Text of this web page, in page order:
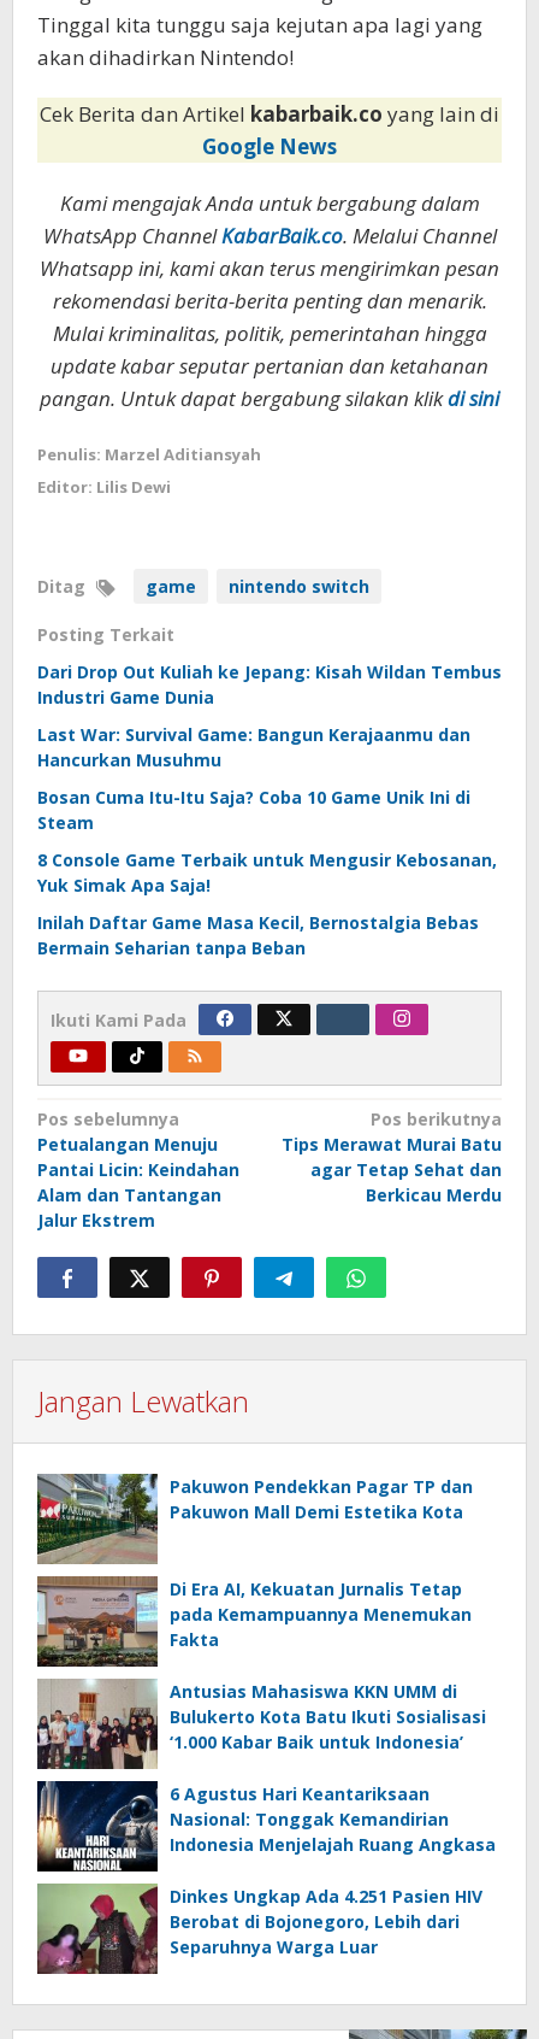
Tinggal kita tunggu saja kejutan apa lagi yang
akan dihadirkan Nintendo!
Cek Berita dan Artikel kabarbaik.co yang lain di
Google News
Kami mengajak Anda untuk bergabung dalam
WhatsApp ChannelKabarBaik.co. Melalui Channel
Whatsapp ini, kami akan terus mengirimkan pesan
rekomendasi berita-berita penting dan menarik.
Mulai kriminalitas, politik, pemerintahan hingga
update kabar seputar pertanian dan ketahanan
pangan. Untuk dapat bergabung silakan klikdi sini
Penulis: Marzel Aditiansyah
Editor: Lilis Dewi
Ditag game nintendo switch
Posting Terkait
Dari Drop Out Kuliah ke Jepang: Kisah Wildan Tembus
Industri Game Dunia
Last War: Survival Game: Bangun Kerajaanmu dan
Hancurkan Musuhmu
Bosan Cuma Itu-Itu Saja? Coba 10 Game Unik Ini di
Steam
8 Console Game Terbaik untuk Mengusir Kebosanan,
Yuk Simak Apa Saja!
Inilah Daftar Game Masa Kecil, Bernostalgia Bebas
Bermain Seharian tanpa Beban
Ikuti Kami Pada
Navigasi
pos
Pos sebelumnya
Petualangan Menuju
Pantai Licin: Keindahan
Alam dan Tantangan
Jalur Ekstrem
Pos berikutnya
Tips Merawat Murai Batu
agar Tetap Sehat dan
Berkicau Merdu
Jangan Lewatkan
Pakuwon Pendekkan Pagar TP dan
Pakuwon Mall Demi Estetika Kota
Di Era AI, Kekuatan Jurnalis Tetap
pada Kemampuannya Menemukan
Fakta
Antusias Mahasiswa KKN UMM di
Bulukerto Kota Batu Ikuti Sosialisasi
‘1.000 Kabar Baik untuk Indonesia’
6 Agustus Hari Keantariksaan
Nasional: Tonggak Kemandirian
Indonesia Menjelajah Ruang Angkasa
Dinkes Ungkap Ada 4.251 Pasien HIV
Berobat di Bojonegoro, Lebih dari
Separuhnya Warga Luar